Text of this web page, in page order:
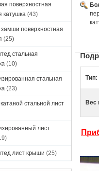
поверхностная
катушка (43)
замши поверхностная
(25)
стальная
(10)
стальная
(23)
стальной лист
лист
лист крыши (25)
Тип:
Вес